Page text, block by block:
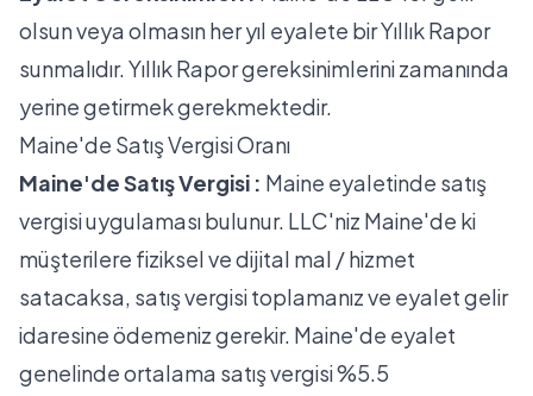
olsun veya olmasın her yıl eyalete bir Yıllık Rapor
sunmalıdır. Yıllık Rapor gereksinimlerini zamanında
yerine getirmek gerekmektedir.
Maine'de Satış Vergisi Oranı
Maine'de Satış Vergisi : Maine eyaletinde satış
vergisi uygulaması bulunur. LLC'niz Maine'de ki
müşterilere fiziksel ve dijital mal / hizmet
satacaksa, satış vergisi toplamanız ve eyalet gelir
idaresine ödemeniz gerekir. Maine'de eyalet
genelinde ortalama satış vergisi %5.5